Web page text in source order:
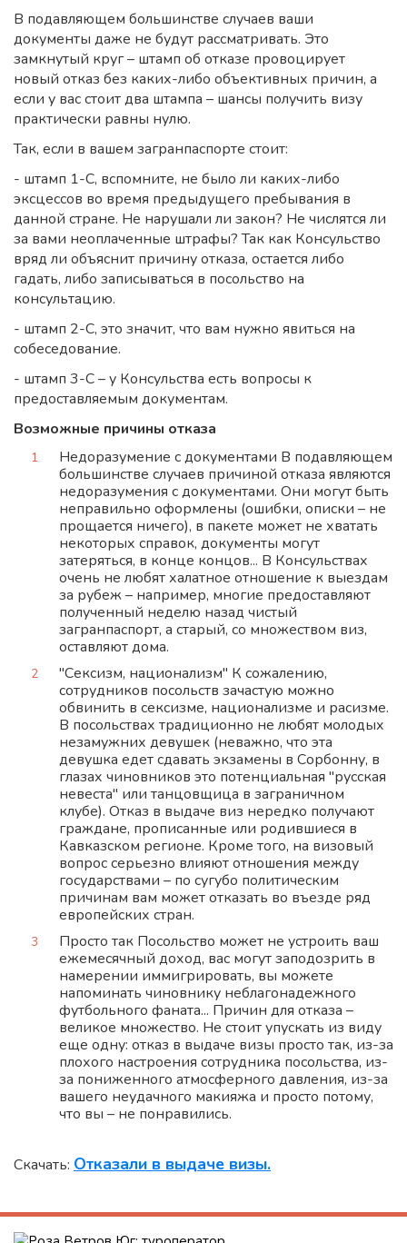
В подавляющем большинстве случаев ваши
документы даже не будут рассматривать. Это
замкнутый круг – штамп об отказе провоцирует
новый отказ без каких-либо объективных причин, а
если у вас стоит два штампа – шансы получить визу
практически равны нулю.
Так, если в вашем загранпаспорте стоит:
- штамп 1-С, вспомните, не было ли каких-либо
эксцессов во время предыдущего пребывания в
данной стране. Не нарушали ли закон? Не числятся ли
за вами неоплаченные штрафы? Так как Консульство
вряд ли объяснит причину отказа, остается либо
гадать, либо записываться в посольство на
консультацию.
- штамп 2-С, это значит, что вам нужно явиться на
собеседование.
- штамп 3-С – у Консульства есть вопросы к
предоставляемым документам.
Возможные причины отказа
Недоразумение с документами В подавляющем
большинстве случаев причиной отказа являются
недоразумения с документами. Они могут быть
неправильно оформлены (ошибки, описки – не
прощается ничего), в пакете может не хватать
некоторых справок, документы могут
затеряться, в конце концов... В Консульствах
очень не любят халатное отношение к выездам
за рубеж – например, многие предоставляют
полученный неделю назад чистый
загранпаспорт, а старый, со множеством виз,
оставляют дома.
"Сексизм, национализм" К сожалению,
сотрудников посольств зачастую можно
обвинить в сексизме, национализме и расизме.
В посольствах традиционно не любят молодых
незамужних девушек (неважно, что эта
девушка едет сдавать экзамены в Сорбонну, в
глазах чиновников это потенциальная "русская
невеста" или танцовщица в заграничном
клубе). Отказ в выдаче виз нередко получают
граждане, прописанные или родившиеся в
Кавказском регионе. Кроме того, на визовый
вопрос серьезно влияют отношения между
государствами – по сугубо политическим
причинам вам может отказать во въезде ряд
европейских стран.
Просто так Посольство может не устроить ваш
ежемесячный доход, вас могут заподозрить в
намерении иммигрировать, вы можете
напоминать чиновнику неблагонадежного
футбольного фаната... Причин для отказа –
великое множество. Не стоит упускать из виду
еще одну: отказ в выдаче визы просто так, из-за
плохого настроения сотрудника посольства, из-
за пониженного атмосферного давления, из-за
вашего неудачного макияжа и просто потому,
что вы – не понравились.
Скачать: Отказали в выдаче визы.